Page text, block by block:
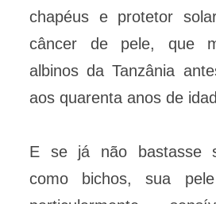
chapéus e protetor
câncer de pele, que
albinos da Tanzânia
aos quarenta anos de
E se já não bastasse
como bichos, sua